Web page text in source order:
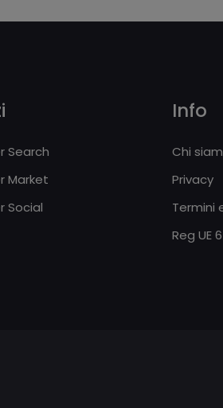
Search
Market
Social
Info
Chi
Privacy
Termini
Reg UE